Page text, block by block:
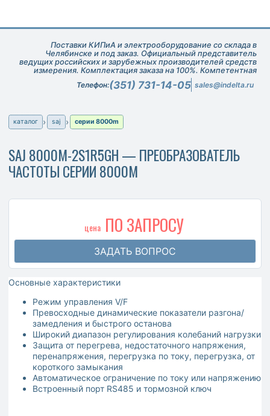
Поставки КИПиА и электрооборудование со склада в
Челябинске и под заказ. Официальный представитель
ведущих российских и зарубежных производителей средств
измерения. Комплектация заказа на 100%. Компетентная
техническая поддержка при подборе оборудования.
Телефон:(351) 731-14-05 sales@indelta.ru
каталог saj серии 8000m
SAJ 8000M-2S1R5GH — ПРЕОБРАЗОВАТЕЛЬ
ЧАСТОТЫ СЕРИИ 8000M
цена ПО ЗАПРОСУ
ЗАДАТЬ ВОПРОС
Основные характеристики
Режим управления V/F
Превосходные динамические показатели разгона/
замедления и быстрого останова
Широкий диапазон регулирования колебаний нагрузки
Защита от перегрева, недостаточного напряжения,
перенапряжения, перегрузка по току, перегрузка, от
короткого замыкания
Автоматическое ограничение по току или напряжению
Встроенный порт RS485 и тормозной ключ